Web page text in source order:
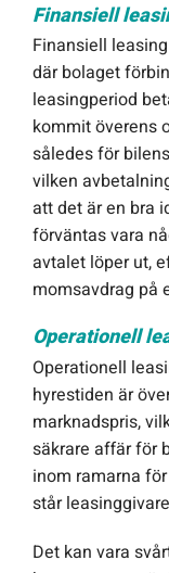
Finansiell
Finansiell
där bolaget
leasingperiod
kommit överens
således för
vilken
att det är en bra
förväntas vara
avtalet löper ut,
momsavdrag på
Operationell
Operationell
hyrestiden är
marknadspris,
säkrare affär för
inom ramarna
står
Det kan vara